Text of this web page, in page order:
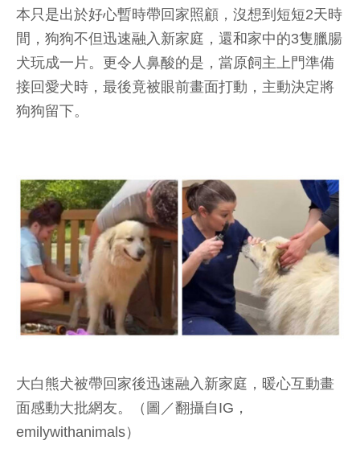
本只是出於好心暫時帶回家照顧，沒想到短短2天時
間，狗狗不但迅速融入新家庭，還和家中的3隻臘腸
犬玩成一片。更令人鼻酸的是，當原飼主上門準備
接回愛犬時，最後竟被眼前畫面打動，主動決定將
狗狗留下。
大白熊犬被帶回家後迅速融入新家庭，暖心互動畫
面感動大批網友。（圖／翻攝自IG，
emilywithanimals）